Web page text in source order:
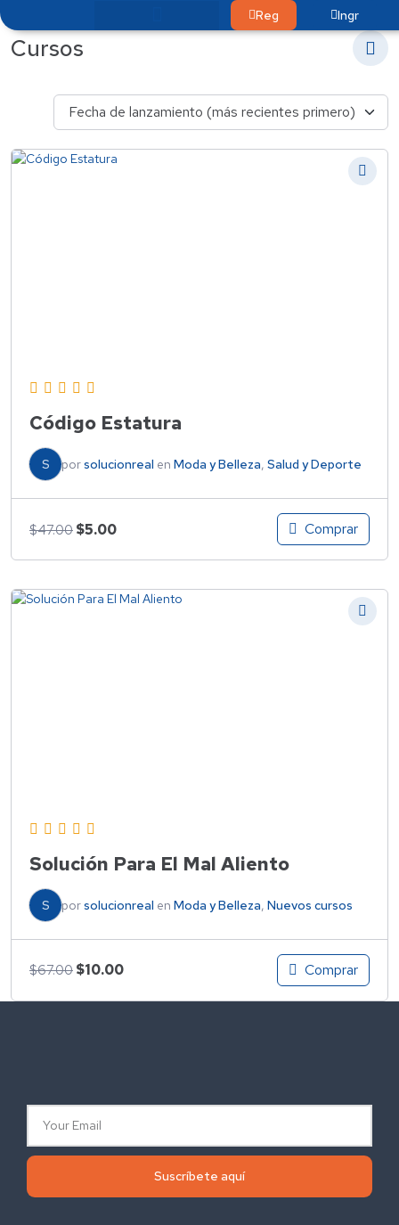
Reg Ingr
Cursos
Código Estatura
S porsolucionreal en Moda y Belleza, Salud y Deporte
$47.00 $5.00 Comprar
Solución Para El Mal Aliento
S porsolucionreal en Moda y Belleza, Nuevos cursos
$67.00 $10.00 Comprar
Suscríbete aquí